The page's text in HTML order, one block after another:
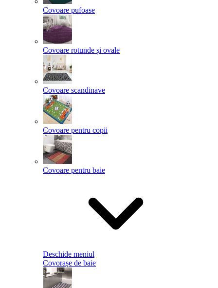
Covoare pufoase
Covoare rotunde și ovale
Covoare scandinave
Covoare pentru copii
Covoare pentru baie
Deschide meniul
Covorașe de baie